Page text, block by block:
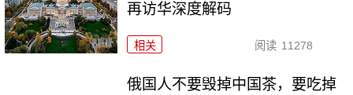
再访华深度解码
相关 阅读 11278
俄国人不要毁掉中国茶，要吃掉